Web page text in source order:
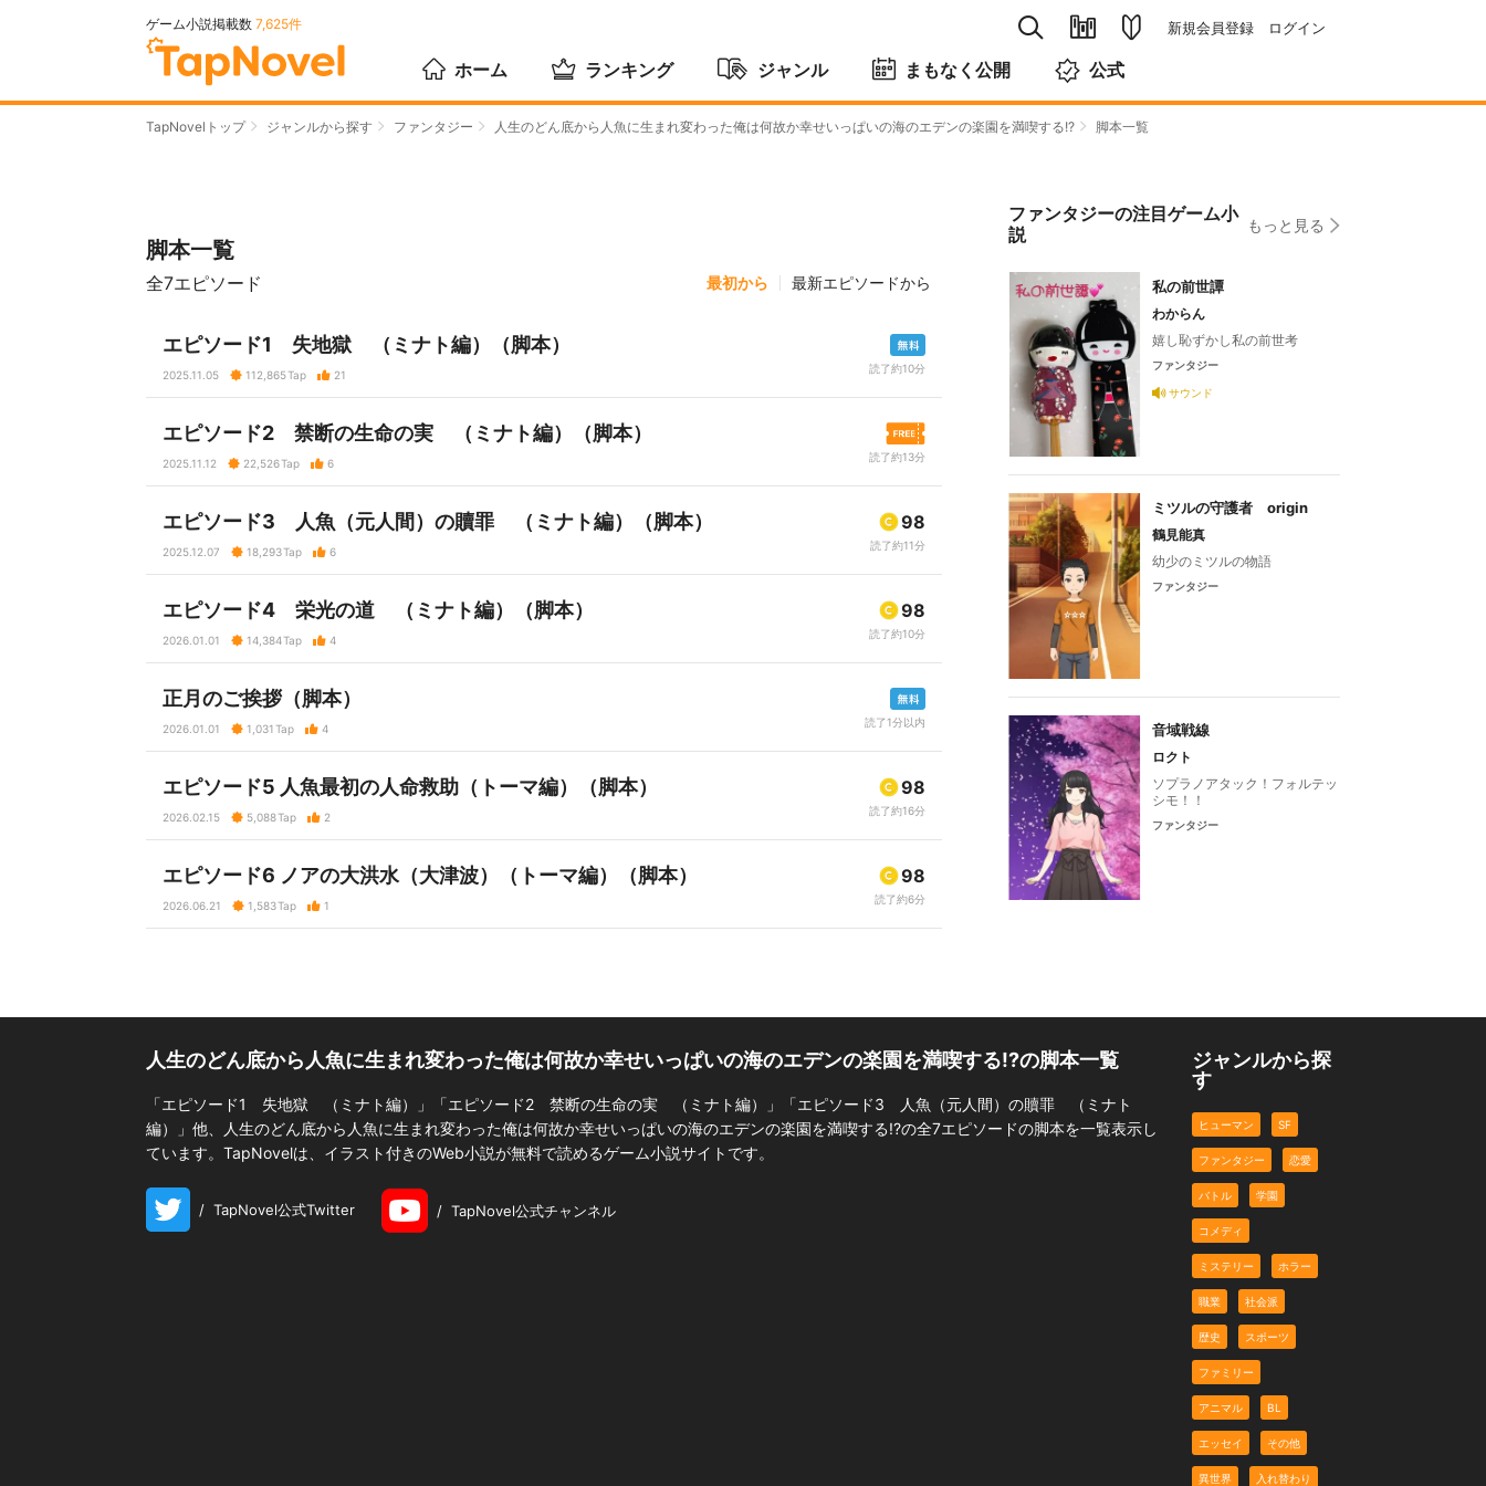
ゲーム小説掲載数 7,625件 新規会員登録 ログイン
ホーム ランキング ジャンル まもなく公開 公式
TapNovelトップ ジャンルから探す ファンタジー 人生のどん底から人魚に生まれ変わった俺は何故か幸せいっぱいの海のエデンの楽園を満喫する!? 脚本一覧
脚本一覧
全7エピソード 最初から 最新エピソードから
エピソード1 失地獄 （ミナト編）（脚本）
2025.11.05 112,865Tap 21
読了約10分
エピソード2 禁断の生命の実 （ミナト編）（脚本）
2025.11.12 22,526Tap 6
読了約13分
エピソード3 人魚（元人間）の贖罪 （ミナト編）（脚本）
2025.12.07 18,293Tap 6
98
読了約11分
エピソード4 栄光の道 （ミナト編）（脚本）
2026.01.01 14,384Tap 4
98
読了約10分
正月のご挨拶（脚本）
2026.01.01 1,031Tap 4
読了1分以内
エピソード5 人魚最初の人命救助（トーマ編）（脚本）
2026.02.15 5,088Tap 2
98
読了約16分
エピソード6 ノアの大洪水（大津波）（トーマ編）（脚本）
2026.06.21 1,583Tap 1
98
読了約6分
ファンタジーの注目ゲーム小
説
もっと見る
私の前世譚
わからん
嬉し恥ずかし私の前世考
ファンタジー
サウンド
ミツルの守護者 origin
鶴見能真
幼少のミツルの物語
ファンタジー
音域戦線
ロクト
ソプラノアタック！フォルテッ
シモ！！
ファンタジー
人生のどん底から人魚に生まれ変わった俺は何故か幸せいっぱいの海のエデンの楽園を満喫する!?の脚本一覧
「エピソード1 失地獄 （ミナト編）」「エピソード2 禁断の生命の実 （ミナト編）」「エピソード3 人魚（元人間）の贖罪 （ミナト
編）」他、人生のどん底から人魚に生まれ変わった俺は何故か幸せいっぱいの海のエデンの楽園を満喫する!?の全7エピソードの脚本を一覧表示し
ています。TapNovelは、イラスト付きのWeb小説が無料で読めるゲーム小説サイトです。
/ TapNovel公式Twitter / TapNovel公式チャンネル
ジャンルから探
す
ヒューマン SF
ファンタジー 恋愛
バトル 学園
コメディ
ミステリー ホラー
職業 社会派
歴史 スポーツ
ファミリー
アニマル BL
エッセイ その他
異世界 入れ替わり